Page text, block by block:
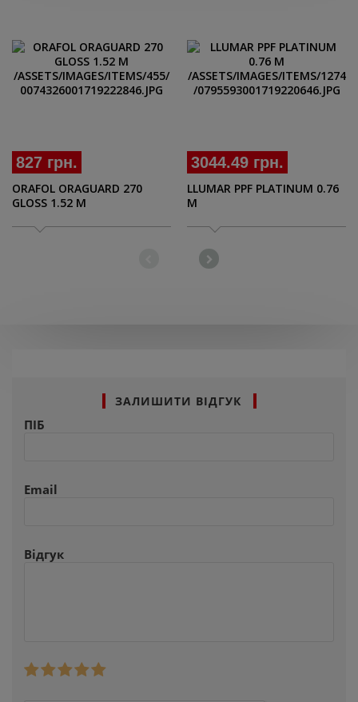
827 грн.
ORAFOL ORAGUARD 270
GLOSS 1.52 M
3044.49 грн.
LLUMAR PPF PLATINUM 0.76
M
ЗАЛИШИТИ ВІДГУК
ПІБ
Email
Відгук